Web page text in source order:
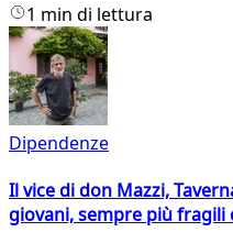
1 min di lettura
Dipendenze
Il vice di don Mazzi,
giovani, sempre più fragili